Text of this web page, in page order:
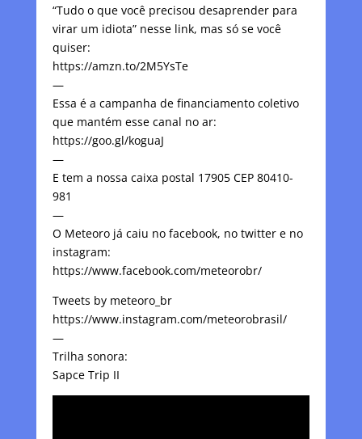
“Tudo o que você precisou desaprender para
virar um idiota” nesse link, mas só se você
quiser:
https://amzn.to/2M5YsTe
—
Essa é a campanha de financiamento coletivo
que mantém esse canal no ar:
https://goo.gl/koguaJ
—
E tem a nossa caixa postal 17905 CEP 80410-
981
—
O Meteoro já caiu no facebook, no twitter e no
instagram:
https://www.facebook.com/meteorobr/
Tweets by meteoro_br
https://www.instagram.com/meteorobrasil/
—
Trilha sonora:
Sapce Trip II